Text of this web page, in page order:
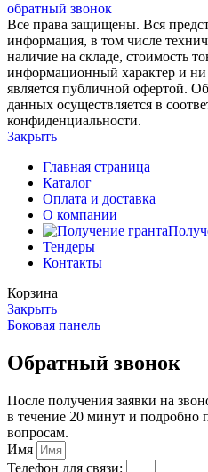
обратный звонок
Все права защищены. Вся
информация, в том числе
наличие на складе, стоимость
информационный характер и ни
является публичной офертой.
данных осуществляется в
конфиденциальности.
Закрыть
Главная страница
Каталог
Оплата и доставка
О компании
Тендеры
Контакты
Корзина
Закрыть
Боковая панель
Обратный звонок
После получения заявки на
в течение 20 минут и подробно
вопросам.
Имя
Телефон для связи: